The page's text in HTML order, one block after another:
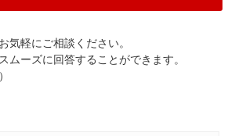
気軽にご相談ください。
ーズに回答することができます。